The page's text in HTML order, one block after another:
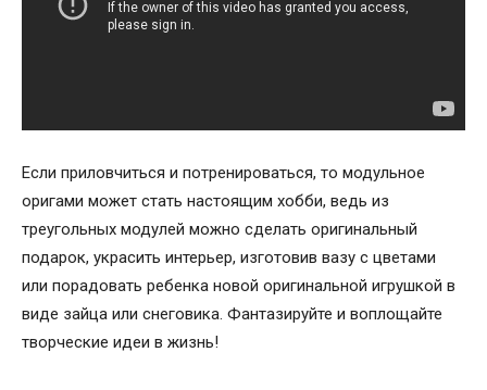
Если приловчиться и потренироваться, то модульное
оригами может стать настоящим хобби, ведь из
треугольных модулей можно сделать оригинальный
подарок, украсить интерьер, изготовив вазу с цветами
или порадовать ребенка новой оригинальной игрушкой в
виде зайца или снеговика. Фантазируйте и воплощайте
творческие идеи в жизнь!